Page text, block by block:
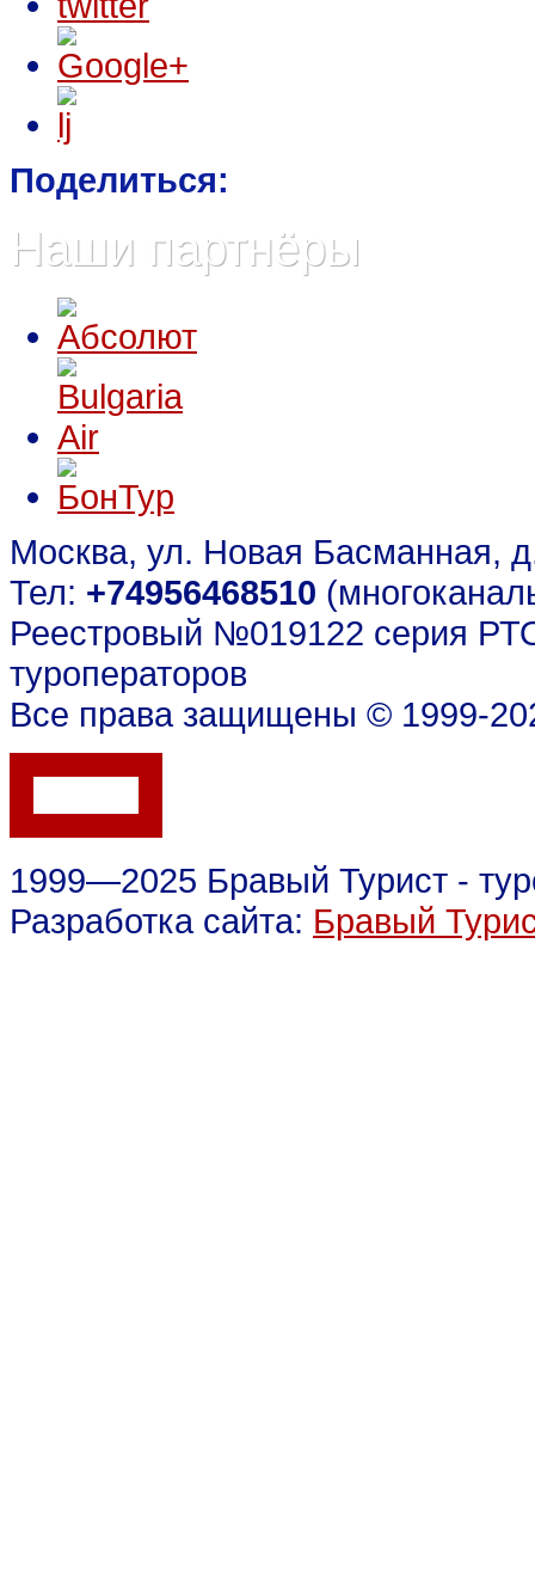
Поделиться:
Наши партнёры
Москва, ул. Новая Басманная,
Тел: +74956468510
Реестровый №019122 серия
туроператоров
Все права защищены © 1999-
1999—2025 Бравый Турист -
Разработка сайта: Бравый